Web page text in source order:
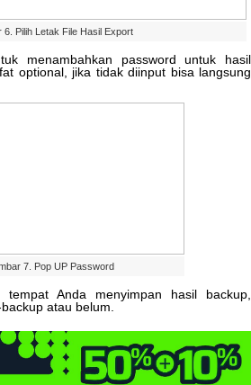
6 Pilih Letak File Hasil Export
menambahkan password untuk
hasil
optional, jika tidak diinput bisa langsung
7 Pop UP Password
tempat Anda menyimpan hasil backup
backup atau belum